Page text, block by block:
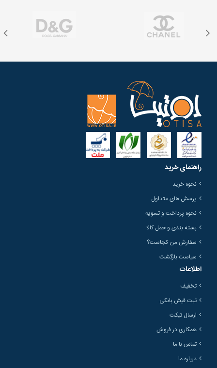
راهنمای خرید
نحوه خرید
پرسش های متداول
نحوه پرداخت و تسویه
بسته بندی و حمل کالا
سفارش من کجاست؟
سیاست بازگشت
اطلاعات
تخفیف
ثبت فیش بانکی
ارسال تیکت
همکاری در فروش
تماس با ما
درباره ما